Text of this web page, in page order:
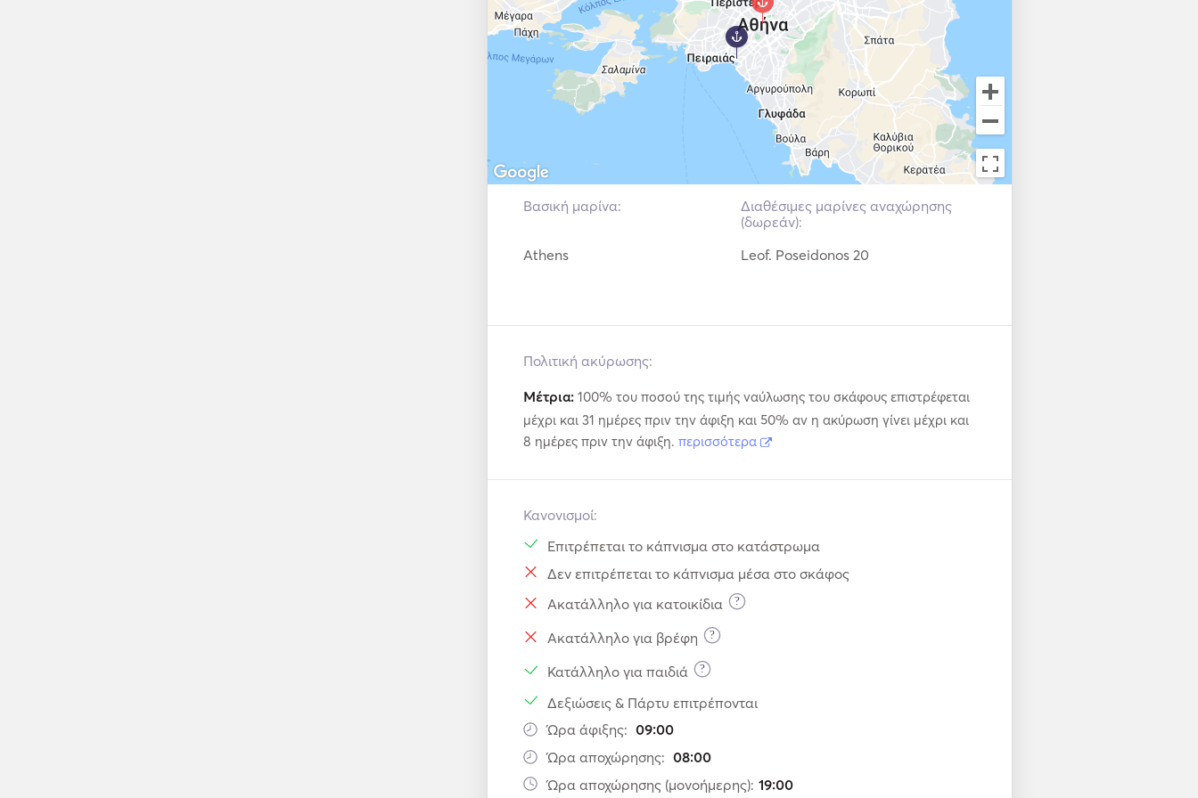
⚓ And a professional skipper with 20 years of experience, who has the
skills to manage all types of seaworthy vessels.
Βασική μαρίνα:
Athens
Διαθέσιμες μαρίνες αναχώρησης
(δωρεάν):
Leof. Poseidonos 20
Πολιτική ακύρωσης:
Μέτρια: 100% του ποσού της τιμής ναύλωσης του σκάφους επιστρέφεται
μέχρι και 31 ημέρες πριν την άφιξη και 50% αν η ακύρωση γίνει μέχρι και
8 ημέρες πριν την άφιξη. περισσότερα
Κανονισμοί:
Επιτρέπεται το κάπνισμα στο κατάστρωμα
Δεν επιτρέπεται το κάπνισμα μέσα στο σκάφος
Ακατάλληλο για κατοικίδια
?
Ακατάλληλο για βρέφη ?
Κατάλληλο για παιδιά ?
Δεξιώσεις & Πάρτυ επιτρέπονται
Ώρα άφιξης: 09:00
Ώρα αποχώρησης: 08:00
Ώρα αποχώρησης (μονοήμερης): 19:00